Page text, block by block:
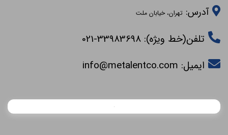
آدرس:تهران، خیابان ملت
تلفن(خط ویژه): 33983698-021
ایمیل:info@metalentco.com